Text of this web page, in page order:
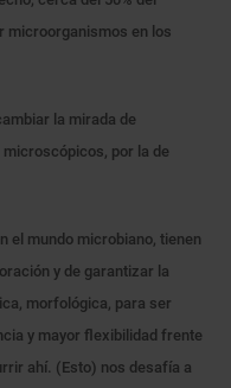
microorganismos en los
la mirada de
por la de
el mundo microbiano, tienen
y de garantizar la
morfológica, para ser
y mayor flexibilidad frente
ahí. (Esto) nos desafía a